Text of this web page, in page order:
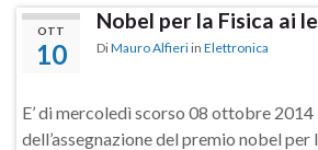
OTT
10
Nobel per la Fisica ai
DiMauro Alfieri in Elettronica
E’ di mercoledì scorso 08 ottobre
dell’assegnazione del premio nobel per